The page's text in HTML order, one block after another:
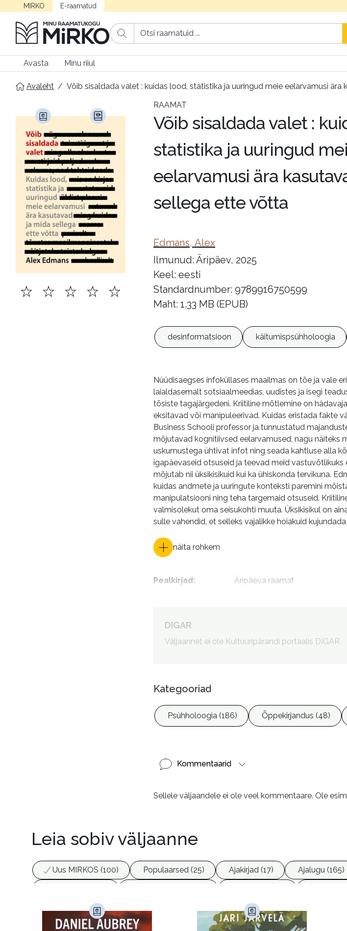
MIRKO E-raamatud
Avasta Minu riiul
Avaleht / Võib sisaldada valet : kuidas lood, statistika ja uuringud meie eelarvamusi
RAAMAT
Võib sisaldada valet :
statistika ja uuringud
eelarvamusi ära
sellega ette võtta
Edmans, Alex
Ilmunud: Äripäev, 2025
Keel: eesti
Standardnumber: 9789916750599
Maht: 1.33 MB (EPUB)
desinformatsioon käitumispsühholoogia
Nüüdisaegses infoküllases maailmas on tõe ja vale
laialdasemalt sotsiaalmeedias, uudistes ja isegi
tõsiste tagajärgedeni. Kriitiline mõtlemine on
eksitavad või manipuleerivad. Kuidas eristada fakte
Business Schooli professor ja tunnustatud
mõjutavad kognitiivsed eelarvamused, nagu näiteks
uskumustega ühtivat infot ning seada kahtluse alla
igapäevaseid otsuseid ja teevad meid
mõjutab nii üksikisikuid kui ka ühiskonda tervikuna.
kuidas andmete ja uuringute konteksti paremini
manipulatsiooni ning teha targemaid otsuseid.
valmisolekut oma seisukohti muuta. Üksikisikul on
sulle vahendid, et selleks vajalikke hoiakuid
näita rohkem
Pealkirjad:
Äripäeva raamat
Autorid:
Saareoja, Janek, 1972- kujundaja
DIGAR
Väljaannet ei ole Kultuuripärandi portaalis DIGAR
Kategooriad
Psühholoogia (186) Õppekirjandus (48)
Kommentaarid
Sellele väljaandele ei ole veel kommentaare. Ole
Leia sobiv väljaanne
Uus MIRKOS (100) Populaarsed (25) Ajakirjad (17) Ajalugu (165)
Juhtimine (23)
Kunst ja looming (86)
Laste- ja noortekirjandus (581) Loodus (53)